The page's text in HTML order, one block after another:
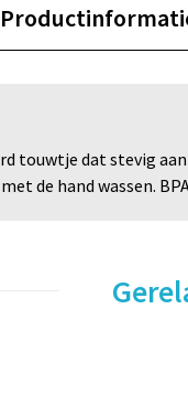
touwtje dat stevig
de hand wassen.